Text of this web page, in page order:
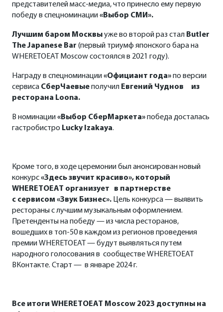
представителей масс-медиа, что принесло ему первую
победу в спецноминации«Выбор СМИ».
Лучшим баром Москвыуже во второй раз стал Butler
TheJapanese Bar (первый триумф японского бара на
WHERETOEAT Moscow состоялся в 2021 году).
Награду в спецноминации«Официант года»по версии
сервиса СберЧаевыеполучил Евгений Чуднов из
ресторана Loona.
В номинации«Выбор СберМаркета»победа досталась
гастробистро Lucky Izakaya.
Кроме того, в ходе церемонии был анонсирован новый
конкурс«Здесь звучит красиво», который
WHERETOEAT организует
в партнерстве
c сервисом «Звук Бизнес». Цель конкурса — выявить
рестораны с лучшим музыкальным оформлением.
Претенденты на победу — из числа ресторанов,
вошедших в топ-50 в каждом из регионов проведения
премии WHERETOEAT — будут выявляться путем
народного голосованияв сообществе WHERETOEAT
ВКонтакте. Старт — в январе 2024 г.
Все итоги WHERETOEAT Moscow 2023 доступны на